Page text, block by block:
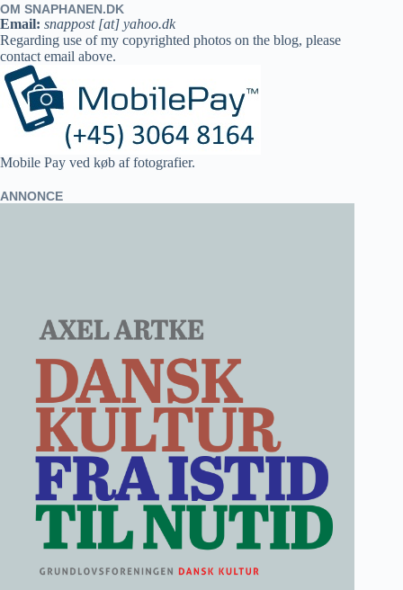
OM SNAPHANEN.DK
Email: snappost [at] yahoo.dk
Regarding use of my copyrighted photos on the blog, please
contact email above.
Mobile Pay ved køb af fotografier.
ANNONCE